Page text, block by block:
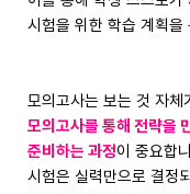
시험을 위한 학습 계획을
모의고사는 보는 것 자체
모의고사를 통해 전략을
준비하는 과정이 중요합
시험은 실력만으로 결정